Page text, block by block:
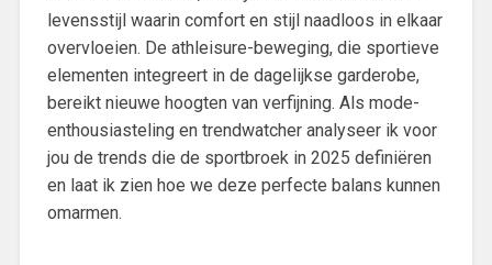
levensstijl waarin comfort en stijl naadloos in elkaar
overvloeien. De athleisure-beweging, die sportieve
elementen integreert in de dagelijkse garderobe,
bereikt nieuwe hoogten van verfijning. Als mode-
enthousiasteling en trendwatcher analyseer ik voor
jou de trends die de sportbroek in 2025 definiëren
en laat ik zien hoe we deze perfecte balans kunnen
omarmen.